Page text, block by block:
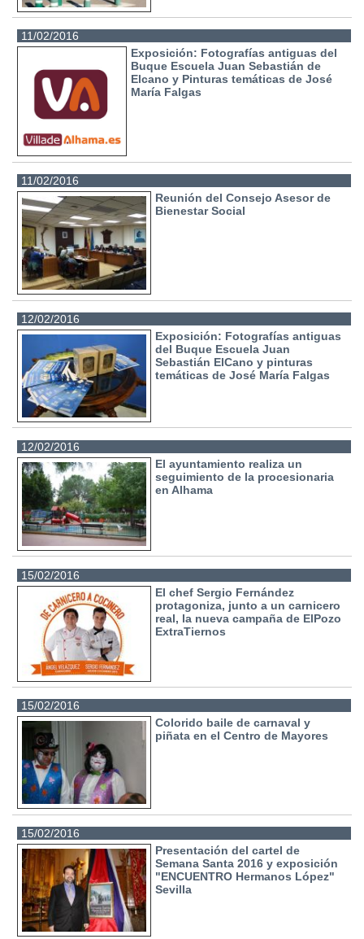
11/02/2016
Exposición: Fotografías antiguas del
Buque Escuela Juan Sebastián de
Elcano y Pinturas temáticas de José
María Falgas
11/02/2016
Reunión del Consejo Asesor de
Bienestar Social
12/02/2016
Exposición: Fotografías antiguas
del Buque Escuela Juan
Sebastián ElCano y pinturas
temáticas de José María Falgas
12/02/2016
El ayuntamiento realiza un
seguimiento de la procesionaria
en Alhama
15/02/2016
El chef Sergio Fernández
protagoniza, junto a un carnicero
real, la nueva campaña de ElPozo
ExtraTiernos
15/02/2016
Colorido baile de carnaval y
piñata en el Centro de Mayores
15/02/2016
Presentación del cartel de
Semana Santa 2016 y exposición
"ENCUENTRO Hermanos López"
Sevilla